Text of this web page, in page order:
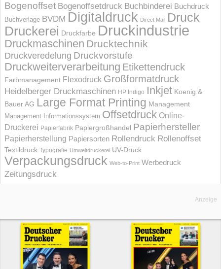
Bogenoffset Bogenoffsetdruck Buchbinderei Buchdruck
Buchverlage BVDM Digitaldruck Direct Mail Druck
Druckerei Druckfarbe Druckindustrie
Druckmaschinen Drucktechnik
Druckveredelung Druckvorstufe
Druckweiterverarbeitung Etikettendruck
Farbmanagement Flexodruck Großformatdruck
Heidelberger Druckmaschinen HP Indigo Inkjet Koenig &
Bauer AG Large Format Printing Management
Management Informations­system Offsetdruck Online-
Druckerei Papierfabrik Papiergroßhandel Papierhersteller
Papierherstellung Papiersorten Rollendruck Rollenoffset
Textildruck Typografie Umweltdruckerei UV-Druck
Verpackungsdruck Web-to-Print Werbedruck
Zeitungsdruck
Anzeige